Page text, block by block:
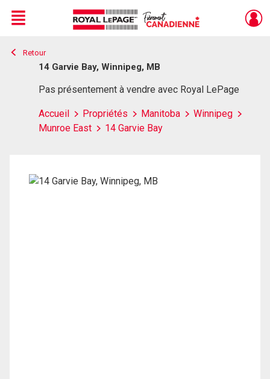
Live
En Direct
Menu
Retour
14 Garvie Bay, Winnipeg, MB
Pas présentement à vendre avec Royal LePage
Accueil Propriétés Manitoba
Winnipeg
Munroe East
14 Garvie Bay